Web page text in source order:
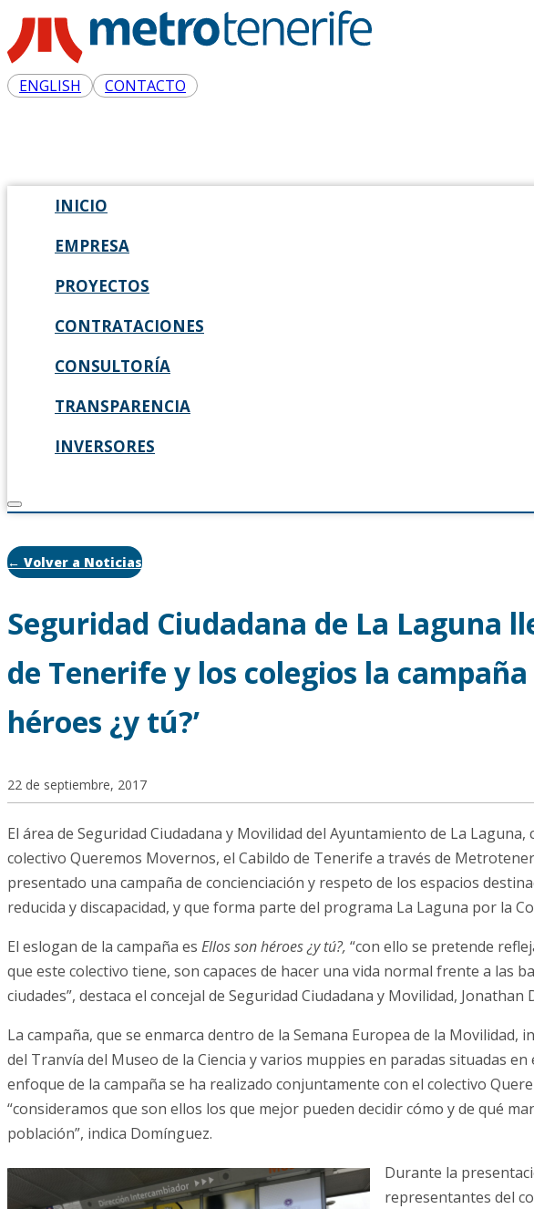
ENGLISH CONTACTO
INICIO
EMPRESA
PROYECTOS
CONTRATACIONES
CONSULTORÍA
TRANSPARENCIA
INVERSORES
← Volver a Noticias
Seguridad Ciudadana de La Laguna
de Tenerife y los colegios la campaña
héroes ¿y tú?’
22 de septiembre, 2017
El área de Seguridad Ciudadana y Movilidad del Ayuntamiento de La Laguna,
colectivo Queremos Movernos, el Cabildo de Tenerife a través de
presentado una campaña de concienciación y respeto de los espacios
reducida y discapacidad, y que forma parte del programa La Laguna por la
El eslogan de la campaña es Ellos son héroes ¿y tú?, “con ello se pretende
que este colectivo tiene, son capaces de hacer una vida normal frente a las
ciudades”, destaca el concejal de Seguridad Ciudadana y Movilidad, Jonathan
La campaña, que se enmarca dentro de la Semana Europea de la Movilidad,
del Tranvía del Museo de la Ciencia y varios muppies en paradas situadas en
enfoque de la campaña se ha realizado conjuntamente con el colectivo
“consideramos que son ellos los que mejor pueden decidir cómo y de qué
población”, indica Domínguez.
Durante la
representantes del